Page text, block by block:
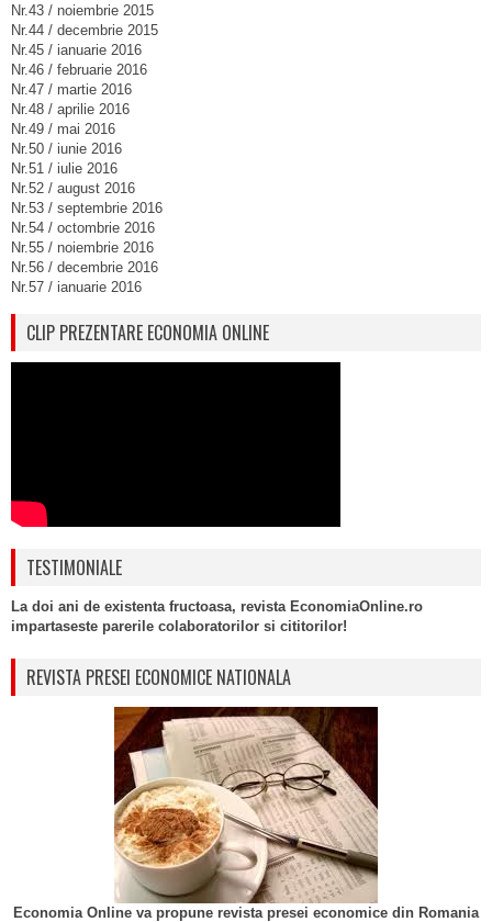
Nr.43 / noiembrie 2015
Nr.44 / decembrie 2015
Nr.45 / ianuarie 2016
Nr.46 / februarie 2016
Nr.47 / martie 2016
Nr.48 / aprilie 2016
Nr.49 / mai 2016
Nr.50 / iunie 2016
Nr.51 / iulie 2016
Nr.52 / august 2016
Nr.53 / septembrie 2016
Nr.54 / octombrie 2016
Nr.55 / noiembrie 2016
Nr.56 / decembrie 2016
Nr.57 / ianuarie 2016
CLIP PREZENTARE ECONOMIA ONLINE
TESTIMONIALE
La doi ani de existenta fructoasa, revista EconomiaOnline.ro
impartaseste parerile colaboratorilor si cititorilor!
REVISTA PRESEI ECONOMICE NATIONALA
Economia Online va propune revista presei economice din Romania